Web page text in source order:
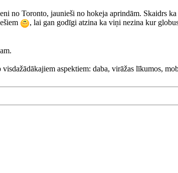
no Toronto, jaunieši no hokeja aprindām. Skaidrs
, lai gan godīgi atzina ka viņi nezina kur
aspektiem: daba, virāžas līkumos,